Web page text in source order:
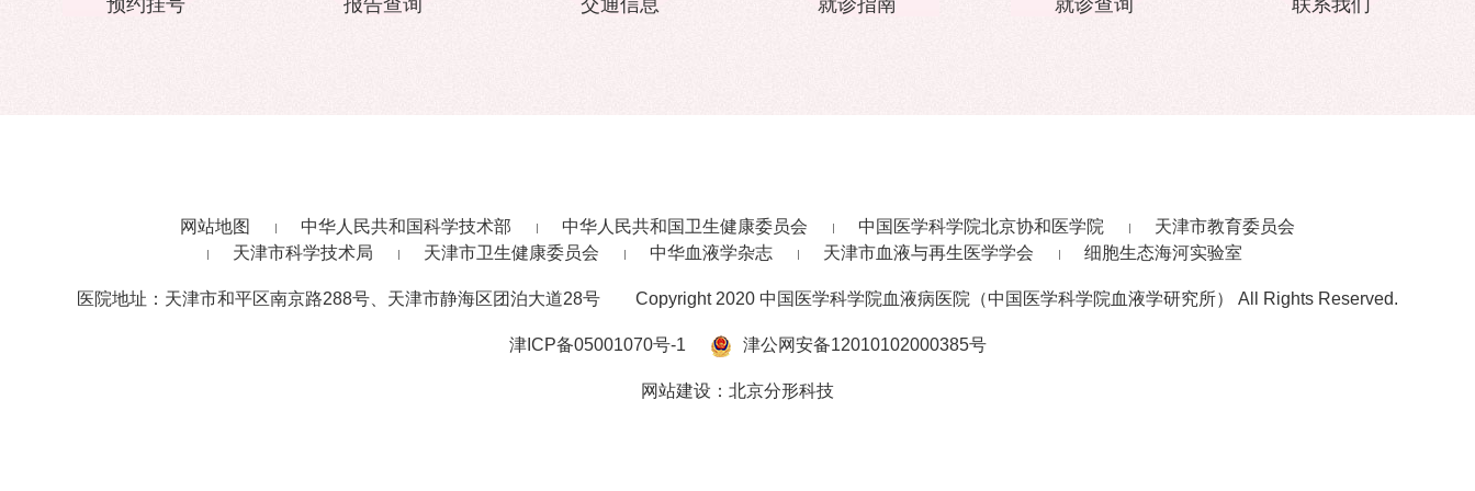
网站地图 中华人民共和国科学技术部 中华人民共和国卫生健康委员会 中国医学科学院北京协和医学院
天津市教育委员会
天津市科学技术局
天津市卫生健康委员会 中华血液学杂志 天津市血液与再生医学学会 细胞生态海河实验室
医院地址：天津市和平区南京路288号、天津市静海区团泊大道28号 Copyright 2020 中国医学科学院血液病医院（中国医学科学院血液学研究所） All Rights Reserved.
津ICP备05001070号-1 津公网安备12010102000385号
网站建设 ： 北京分形科技